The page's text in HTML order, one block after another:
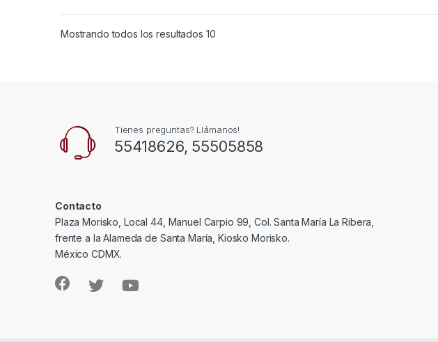
Mostrando todos los resultados 10
Tienes preguntas? Llámanos!
55418626, 55505858
Contacto
Plaza Morisko, Local 44, Manuel Carpio 99, Col. Santa María La Ribera,
frente a la Alameda de Santa María, Kiosko Morisko.
México CDMX.